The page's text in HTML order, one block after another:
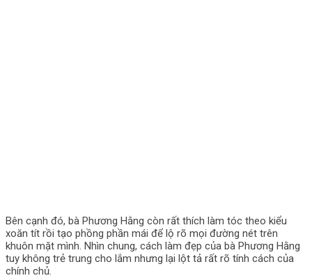
Bên cạnh đó, bà Phương Hằng còn rất thích làm tóc theo kiểu
xoăn tít rồi tạo phồng phần mái để lộ rõ mọi đường nét trên
khuôn mặt mình. Nhìn chung, cách làm đẹp của bà Phương Hằng
tuy không trẻ trung cho lắm nhưng lại lột tả rất rõ tính cách của
chính chủ.